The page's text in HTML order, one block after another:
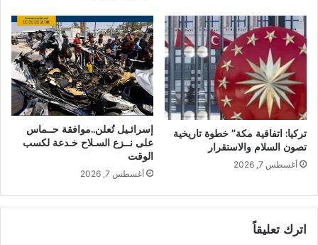
تركيا: اتفاقية مكة” خطوة تاريخية
تصون السلام والاستقرار
أغسطس 7, 2026
إسرائـيل تُعلن..موافقة حــماس
على نــزع السـلاح خـدعة لكسب
الوقت
أغسطس 7, 2026
اترك تعليقاً